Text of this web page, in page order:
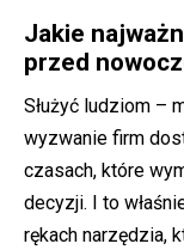
Jakie
przed
Służyć ludziom –
wyzwanie firm
czasach, które
decyzji. I to
rękach narzędzia,